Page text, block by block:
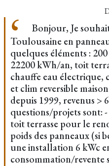
Bonjour, Je
Toulousaine en
quelques éléments :
22200 kWh/an, toit
chauffe eau électrique,
et clim reversible
depuis 1999, revenus >
questions/projets sont:
toit terrasse pour le
poids des panneaux (si
une installation 6 kWc
consommation/revente